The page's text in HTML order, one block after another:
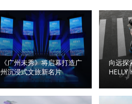
《广州未秀》将启幕打造广
州沉浸式文旅新名片
向远探
HELLY
作拓
精神全